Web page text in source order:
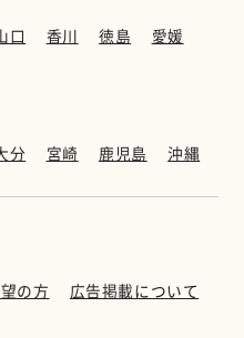
口 香川 徳島
愛媛
分 宮崎 鹿児島 沖縄
の方
広告掲載について